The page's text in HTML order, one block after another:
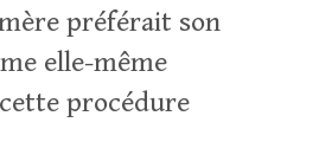
préférait son
elle-même
procédure